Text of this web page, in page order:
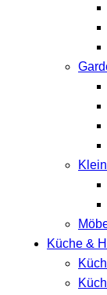
Küche &